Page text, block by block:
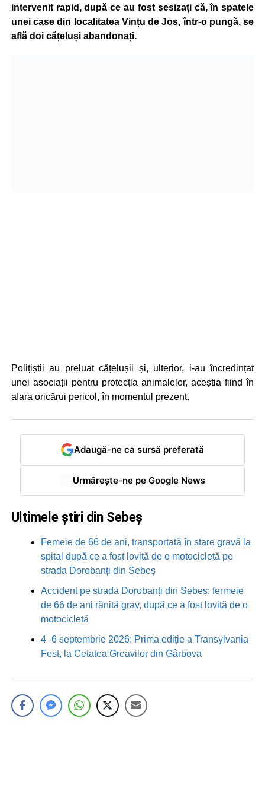
intervenit rapid, după ce au fost sesizați că, în spatele
unei case din localitatea Vințu de Jos, într-o pungă, se
află doi cățeluși abandonați.
Polițiștii au preluat cățelușii și, ulterior, i-au încredințat
unei asociații pentru protecția animalelor, aceștia fiind în
afara oricărui pericol, în momentul prezent.
Adaugă-ne ca sursă preferată
Urmărește-ne pe Google News
Ultimele știri din Sebeș
Femeie de 66 de ani, transportată în stare gravă la
spital după ce a fost lovită de o motocicletă pe
strada Dorobanți din Sebeș
Accident pe strada Dorobanți din Sebeș: fermeie
de 66 de ani rănită grav, după ce a fost lovită de o
motocicletă
4–6 septembrie 2026: Prima ediție a Transylvania
Fest, la Cetatea Greavilor din Gârbova